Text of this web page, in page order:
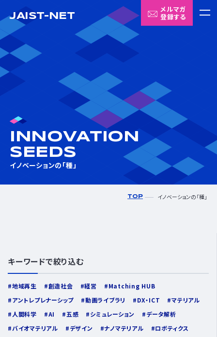
JAIST-NET メ
ABOUT US
INNOVATION SEEDS
イノベーションの「種」
MATCHING HUB
Matching HUBについて
JOIN US
イノベーションに参加する
メルマガ
登録する
INNOVATION
SEEDS
イノベーションの「種」
TOP イノベーションの「種」
キーワードで絞り込む
地域再生 創造社会 経営
Matching HUB
アントレプレナーシップ
動画ライブラリ DX・ICT
マテリアル
人間科学
AI 五感 シミュレーション
データ解析
バイオマテリアル
デザイン ナノマテリアル
ロボティクス